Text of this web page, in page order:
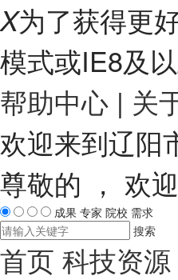
X为了获得更
模式或IE8及
帮助中心 | 关
欢迎来到辽阳
尊敬的 ， 欢
成果 专家 院校 需求
搜索
首页 科技资源